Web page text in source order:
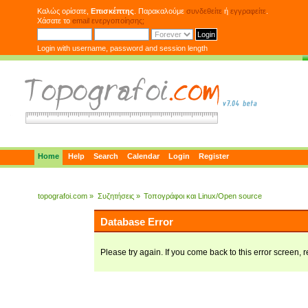
Καλώς ορίσατε, Επισκέπτης . Παρακαλούμε συνδεθείτε ή εγγραφείτε
Χάσατε το email ενεργοποίησης;
Login with username, password and session length
Home Help Search Calendar Login Register
topografoi.com » Συζητήσεις» Τοπογράφοι και Linux/Open source
Database Error
Please try again. If you come back to this error screen,